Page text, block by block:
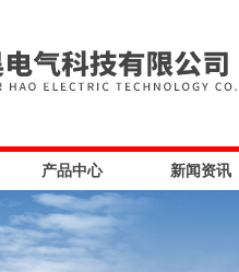
产品中心 新闻资讯